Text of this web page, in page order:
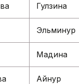
Гулзина
Эльминур
Мадина
Айнур